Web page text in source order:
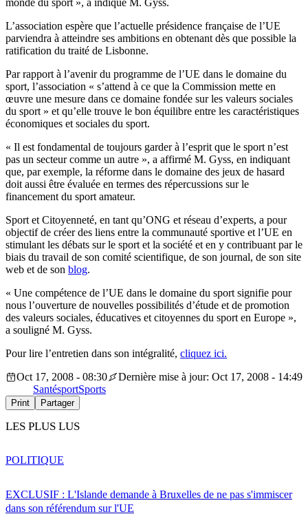
monde du sport », a indiqué M. Gyss.
L’association espère que l’actuelle présidence française de l’UE
parviendra à atteindre ses ambitions en obtenant dès que possible la
ratification du traité de Lisbonne.
Par rapport à l’avenir du programme de l’UE dans le domaine du
sport, l’association « s’attend à ce que la Commission mette en
œuvre une mesure dans ce domaine fondée sur les valeurs sociales
du sport » et qu’elle trouve le bon équilibre entre les caractéristiques
économiques et sociales du sport.
« Il est fondamental de toujours garder à l’esprit que le sport n’est
pas un secteur comme un autre », a affirmé M. Gyss, en indiquant
que, par exemple, la réforme dans le domaine des jeux de hasard
doit aussi être évaluée en termes des répercussions sur le
financement du sport amateur.
Sport et Citoyenneté, en tant qu’ONG et réseau d’experts, a pour
objectif de créer des liens entre la communauté sportive et l’UE en
stimulant les débats sur le sport et la société et en y contribuant par le
biais du travail de son comité scientifique, de son journal, de son site
web et de son blog.
« Une compétence de l’UE dans le domaine du sport signifie pour
nous l’ouverture de nouvelles possibilités d’étude et de promotion
des valeurs sociales, éducatives et citoyennes du sport en Europe »,
a souligné M. Gyss.
Pour lire l’entretien dans son intégralité, cliquez ici.
Oct 17, 2008 - 08:30
Dernière mise à jour: Oct 17, 2008 - 14:49
SantésportSports
Print Partager
LES PLUS LUS
EXCLUSIF : L'Islande demande à Bruxelles de ne pas s'immiscer
dans son référendum sur l'UE
POLITIQUE